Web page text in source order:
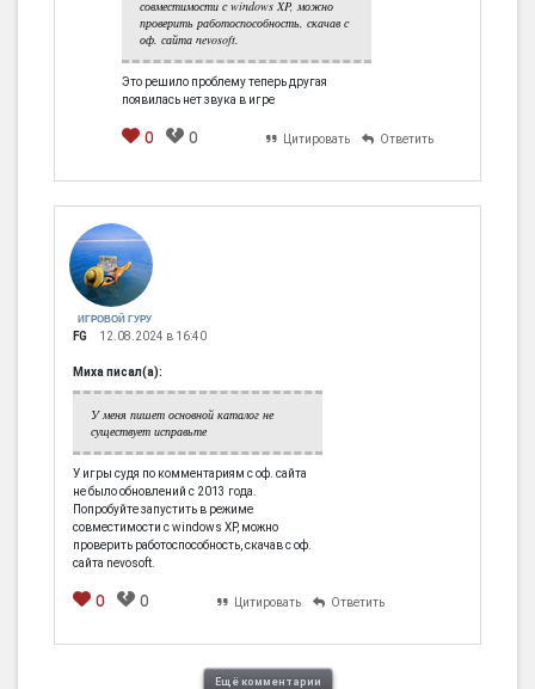
совместимости с windows XP, можно
проверить работоспособность, скачав с
оф. сайта nevosoft.
Это решило проблему теперь другая
появилась нет звука в игре
0 0 Цитировать Ответить
ИГРОВОЙ ГУРУ
FG 12.08.2024 в 16:40
Миха писал(а):
У меня пишет основной каталог не
существует исправьте
У игры судя по комментариям с оф. сайта
не было обновлений с 2013 года.
Попробуйте запустить в режиме
совместимости с windows XP, можно
проверить работоспособность, скачав с оф.
сайта nevosoft.
0 0 Цитировать Ответить
Ещё комментарии